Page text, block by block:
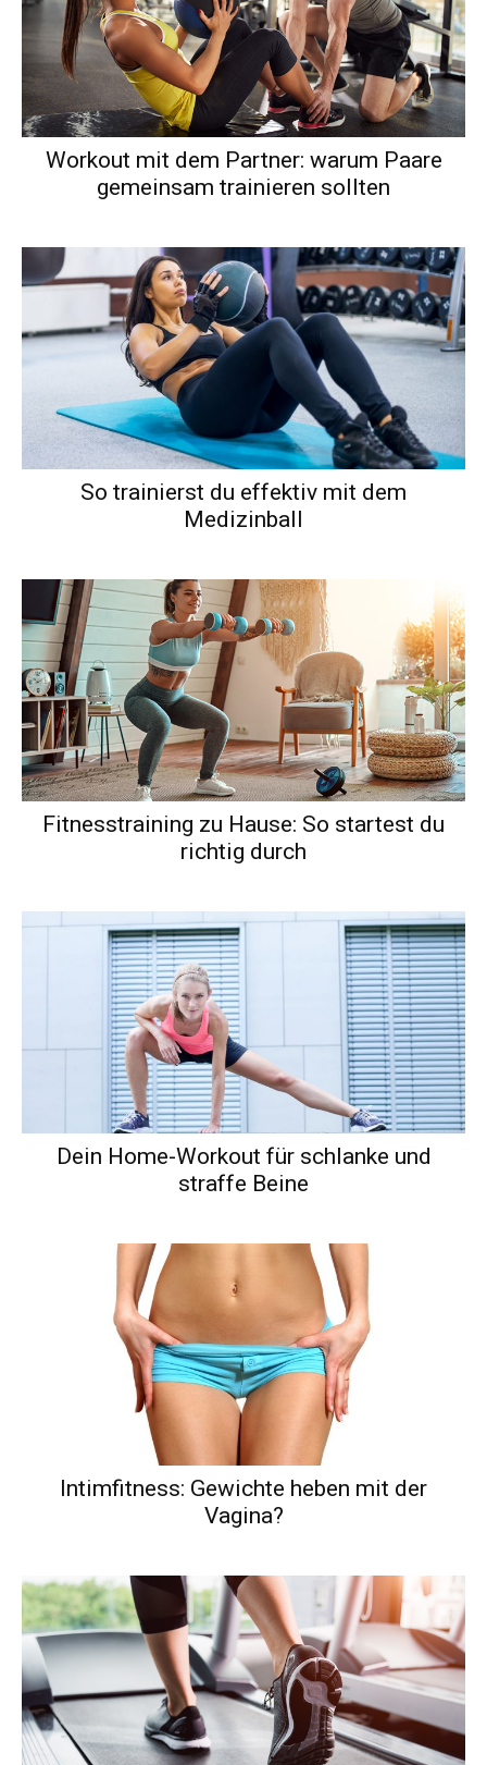
Workout mit dem Partner: warum Paare
gemeinsam trainieren sollten
So trainierst du effektiv mit dem
Medizinball
Fitnesstraining zu Hause: So startest du
richtig durch
Dein Home-Workout für schlanke und
straffe Beine
Intimfitness: Gewichte heben mit der
Vagina?